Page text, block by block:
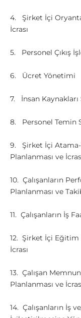
4. Şirket İçi
İcrası
5. Personel Çıkış
6. Ücret Yönetimi
7. İnsan
8. Personel Temin
9. Şirket İçi Atama-
Planlanması ve
10. Çalışanların
Planlanması ve
11. Çalışanların İş
12. Şirket İçi Eğitim
İcrası
13. Çalışan
Planlanması ve
14. Çalışanların İş